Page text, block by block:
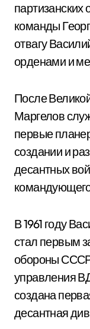
партизанских
команды
отвагу
орденами и
После
Маргелов
первые
создании и
десантных
В 1961 году
стал первым
обороны
управления
создана
десантная